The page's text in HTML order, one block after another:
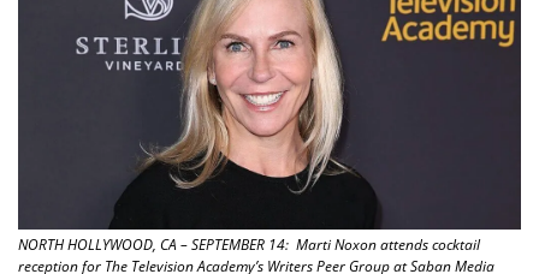
NORTH HOLLYWOOD, CA – SEPTEMBER 14:  Marti Noxon attends cocktail
reception for The Television Academy’s Writers Peer Group at Saban Media